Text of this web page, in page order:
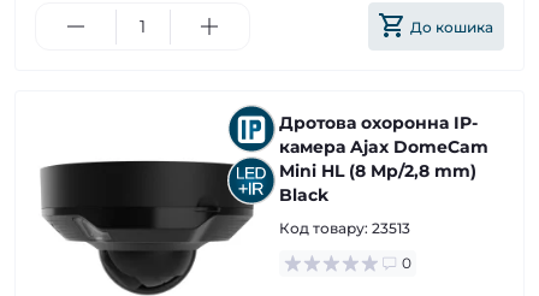
До кошика
Дротова охоронна IP-
камера Ajax DomeCam
Mini HL (8 Mp/2,8 mm)
Black
Код товару: 23513
0